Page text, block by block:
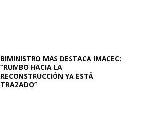
BIMINISTRO MAS DESTACA IMACEC:
“RUMBO HACIA LA
RECONSTRUCCIÓN YA ESTÁ
TRAZADO”